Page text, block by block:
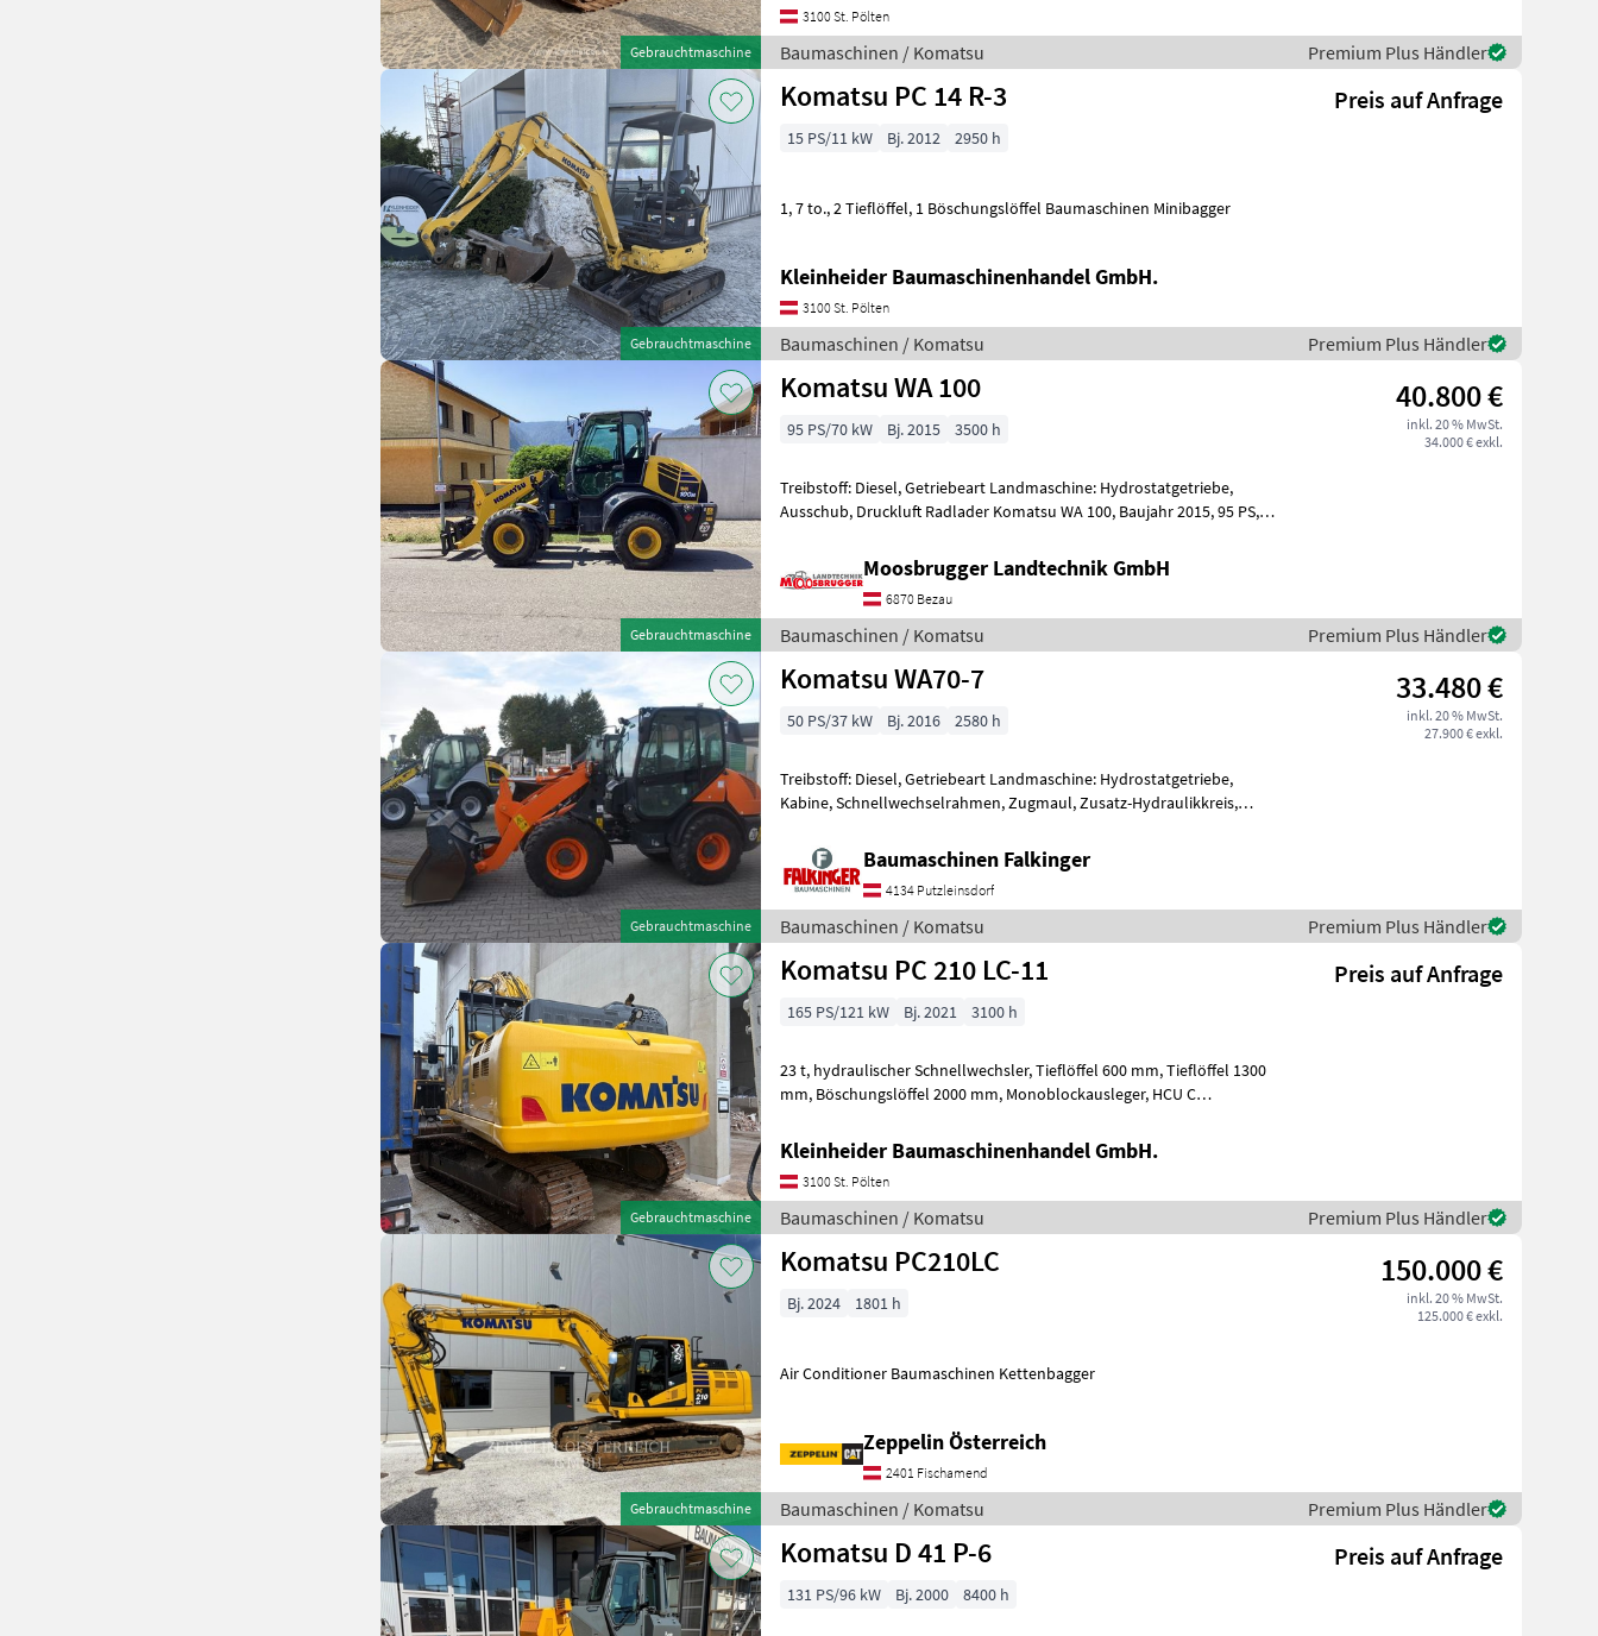
Gebrauchtmaschine
3100 St. Pölten
Baumaschinen / Komatsu Premium Plus Händler
Gebrauchtmaschine
Komatsu PC 14 R-3 Preis auf Anfrage
15 PS/11 kW Bj. 2012 2950 h
1, 7 to., 2 Tieflöffel, 1 Böschungslöffel Baumaschinen Minibagger
Kleinheider Baumaschinenhandel GmbH.
3100 St. Pölten
Baumaschinen / Komatsu Premium Plus Händler
Gebrauchtmaschine
Komatsu WA 100 40.800 €
inkl. 20 % MwSt.
34.000 € exkl.
95 PS/70 kW Bj. 2015 3500 h
Treibstoff: Diesel, Getriebeart Landmaschine: Hydrostatgetriebe,
Ausschub, Druckluft Radlader Komatsu WA 100, Baujahr 2015, 95 PS,
Moosbrugger Landtechnik GmbH
6870 Bezau
Baumaschinen / Komatsu Premium Plus Händler
Gebrauchtmaschine
Komatsu WA70-7 33.480 €
inkl. 20 % MwSt.
27.900 € exkl.
50 PS/37 kW Bj. 2016 2580 h
Treibstoff: Diesel, Getriebeart Landmaschine: Hydrostatgetriebe,
Kabine, Schnellwechselrahmen, Zugmaul, Zusatz-Hydraulikkreis,
Baumaschinen Falkinger
4134 Putzleinsdorf
Baumaschinen / Komatsu Premium Plus Händler
Gebrauchtmaschine
Komatsu PC 210 LC-11 Preis auf Anfrage
165 PS/121 kW Bj. 2021 3100 h
23 t, hydraulischer Schnellwechsler, Tieflöffel 600 mm, Tieflöffel 1300
mm, Böschungslöffel 2000 mm, Monoblockausleger, HCU C
Kleinheider Baumaschinenhandel GmbH.
3100 St. Pölten
Baumaschinen / Komatsu Premium Plus Händler
Gebrauchtmaschine
Komatsu PC210LC 150.000 €
inkl. 20 % MwSt.
125.000 € exkl.
Bj. 2024 1801 h
Air Conditioner Baumaschinen Kettenbagger
Zeppelin Österreich
2401 Fischamend
Baumaschinen / Komatsu Premium Plus Händler
Komatsu D 41 P-6 Preis auf Anfrage
131 PS/96 kW Bj. 2000 8400 h